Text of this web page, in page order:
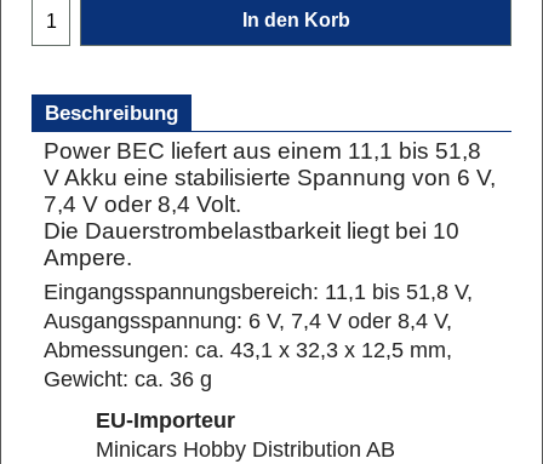
In den Korb
Beschreibung
Power BEC liefert aus einem 11,1 bis 51,8
V Akku eine stabilisierte Spannung von 6 V,
7,4 V oder 8,4 Volt.
Die Dauerstrombelastbarkeit liegt bei 10
Ampere.
Eingangsspannungsbereich: 11,1 bis 51,8 V,
Ausgangsspannung: 6 V, 7,4 V oder 8,4 V,
Abmessungen: ca. 43,1 x 32,3 x 12,5 mm,
Gewicht: ca. 36 g
EU-Importeur
Minicars Hobby Distribution AB